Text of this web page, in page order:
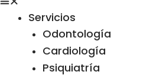
Servicios
Odontología
Cardiología
Psiquiatría